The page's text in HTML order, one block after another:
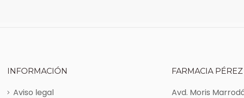
INFORMACIÓN
Aviso legal
FARMACIA
Avd. Moris